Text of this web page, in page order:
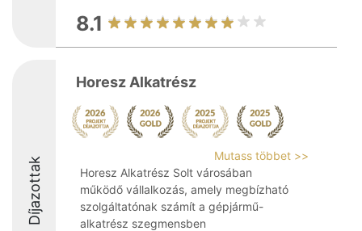
8.1
Díjazottak
Horesz Alkatrész
Mutass többet >>
Horesz Alkatrész Solt városában
működő vállalkozás, amely megbízható
szolgáltatónak számít a gépjármű-
alkatrész szegmensben